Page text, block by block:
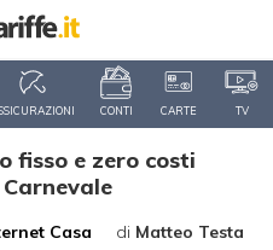
CONTI CARTE TV
fisso e zero costi
Casa di Matteo Testa